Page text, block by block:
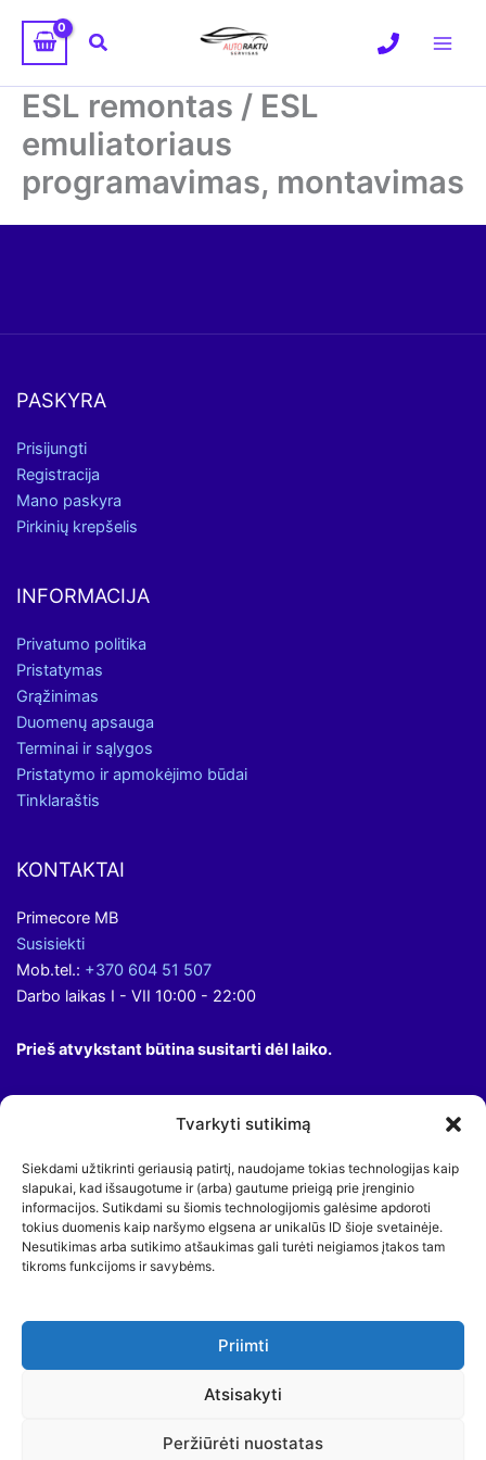
Tvarkyti sutikimą
Siekdami užtikrinti geriausią patirtį, naudojame tokias technologijas kaip
slapukai, kad išsaugotume ir (arba) gautume prieigą prie įrenginio
informacijos. Sutikdami su šiomis technologijomis galėsime apdoroti
tokius duomenis kaip naršymo elgsena ar unikalūs ID šioje svetainėje.
Nesutikimas arba sutikimo atšaukimas gali turėti neigiamos įtakos tam
tikroms funkcijoms ir savybėms.
Priimti
Atsisakyti
Peržiūrėti nuostatas
turinio
Paieška
ESL remontas / ESL
emuliatoriaus
programavimas, montavimas
PASKYRA
Prisijungti
Registracija
Mano paskyra
Pirkinių krepšelis
INFORMACIJA
Privatumo politika
Pristatymas
Grąžinimas
Duomenų apsauga
Terminai ir sąlygos
Pristatymo ir apmokėjimo būdai
Tinklaraštis
KONTAKTAI
Primecore MB
Susisiekti
Mob.tel.: +370 604 51 507
Darbo laikas I - VII 10:00 - 22:00
Prieš atvykstant būtina susitarti dėl laiko.
Teisinis įspėjimas:
Pagal galiojančius įstatymus susijusius su industrine nuosavybe,
ženklai yra reklaminio pobūdžio, skirti išskirtinai klientų patogumui,
Copyright © 2026
atrakinimas